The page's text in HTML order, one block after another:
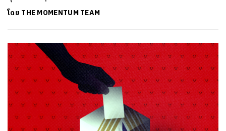
โดย THE MOMENTUM TEAM